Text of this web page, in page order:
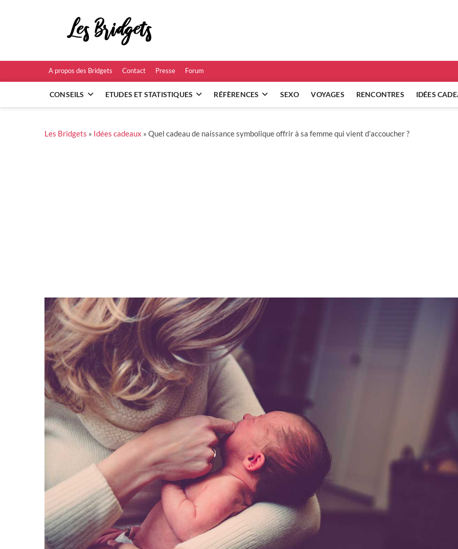
A propos des Bridgets Contact Presse Forum
CONSEILS ETUDES ET STATISTIQUES RÉFÈRENCES SEXO VOYAGES RENCONTRES IDÉES
Les Bridgets » Idées cadeaux » Quel cadeau de naissance symbolique offrir à sa femme qui vient d’accoucher ?